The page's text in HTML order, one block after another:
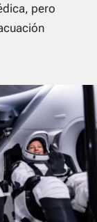
pero